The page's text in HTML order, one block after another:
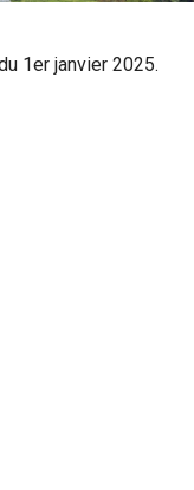
1er janvier 2025.